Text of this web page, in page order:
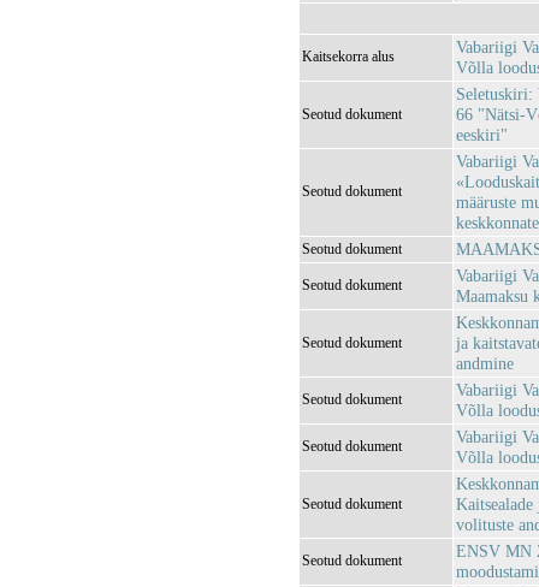
Kaitsekorra alus
Vabariigi
Võlla
Seotud dokument
Seletuskiri:
66 "Nätsi-
eeskiri"
Seotud dokument
Vabariigi
määruste
Seotud dokument
Seotud dokument
Vabariigi
Maamaksu
Seotud dokument
ja
andmine
Seotud dokument
Vabariigi
Võlla
Seotud dokument
Vabariigi
Võlla
Seotud dokument
volituste
Seotud dokument
ENSV MN